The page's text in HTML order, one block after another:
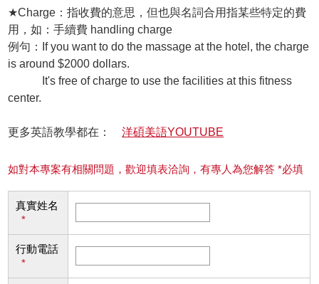
★Charge：指收費的意思，但也與名詞合用指某些特定的費
用，如：手續費 handling charge
例句：If you want to do the massage at the hotel, the charge
is around $2000 dollars.
It's free of charge to use the facilities at this fitness
center.
更多英語教學都在：洋碩美語YOUTUBE
如對本專案有相關問題，歡迎填表洽詢，有專人為您解答 *必填
真實姓名
*
行動電話
*